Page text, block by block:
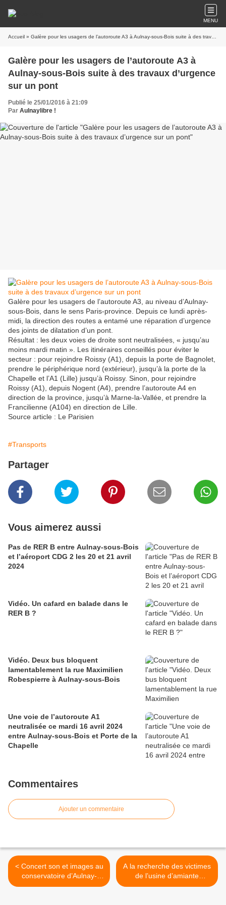
MENU
Accueil » Galère pour les usagers de l’autoroute A3 à Aulnay-sous-Bois suite à des travaux d’urgence sur un pont
Galère pour les usagers de l’autoroute A3 à
Aulnay-sous-Bois suite à des travaux d’urgence
sur un pont
Publié le 25/01/2016 à 21:09
Par Aulnaylibre !
Galère pour les usagers de l’autoroute A3, au niveau d’Aulnay-
sous-Bois, dans le sens Paris-province. Depuis ce lundi après-
midi, la direction des routes a entamé une réparation d’urgence
des joints de dilatation d’un pont.
Résultat : les deux voies de droite sont neutralisées, « jusqu’au
moins mardi matin ». Les itinéraires conseillés pour éviter le
secteur : pour rejoindre Roissy (A1), depuis la porte de Bagnolet,
prendre le périphérique nord (extérieur), jusqu’à la porte de la
Chapelle et l’A1 (Lille) jusqu’à Roissy. Sinon, pour rejoindre
Roissy (A1), depuis Nogent (A4), prendre l’autoroute A4 en
direction de la province, jusqu’à Marne-la-Vallée, et prendre la
Francilienne (A104) en direction de Lille.
Source article : Le Parisien
#Transports
Partager
Vous aimerez aussi
Pas de RER B entre Aulnay-sous-Bois
et l’aéroport CDG 2 les 20 et 21 avril
2024
Vidéo. Un cafard en balade dans le
RER B ?
Vidéo. Deux bus bloquent
lamentablement la rue Maximilien
Robespierre à Aulnay-sous-Bois
Une voie de l’autoroute A1
neutralisée ce mardi 16 avril 2024
entre Aulnay-sous-Bois et Porte de la
Chapelle
Commentaires
Ajouter un commentaire
< Concert son et images au
conservatoire d’Aulnay-
sous-Bois
A la recherche des victimes
de l’usine d’amiante
d’Aulnay-sous-Bois >